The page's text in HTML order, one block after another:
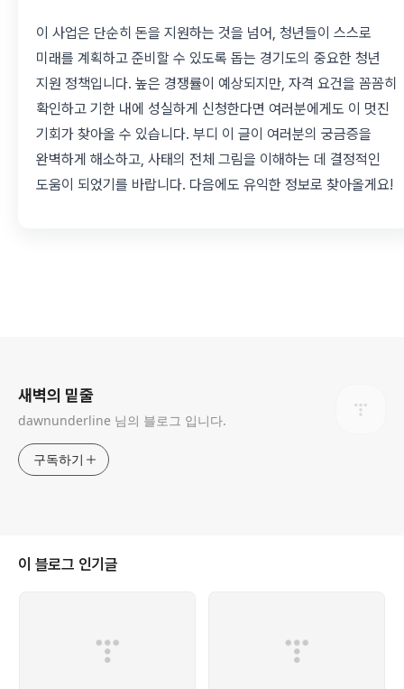
이 사업은 단순히 돈을 지원하는 것을 넘어, 청년들이 스스로
미래를 계획하고 준비할 수 있도록 돕는 경기도의 중요한 청년
지원 정책입니다. 높은 경쟁률이 예상되지만, 자격 요건을 꼼꼼히
확인하고 기한 내에 성실하게 신청한다면 여러분에게도 이 멋진
기회가 찾아올 수 있습니다. 부디 이 글이 여러분의 궁금증을
완벽하게 해소하고, 사태의 전체 그림을 이해하는 데 결정적인
도움이 되었기를 바랍니다. 다음에도 유익한 정보로 찾아올게요!
새벽의 밑줄
dawnunderline 님의 블로그 입니다.
구독하기
이 블로그 인기글